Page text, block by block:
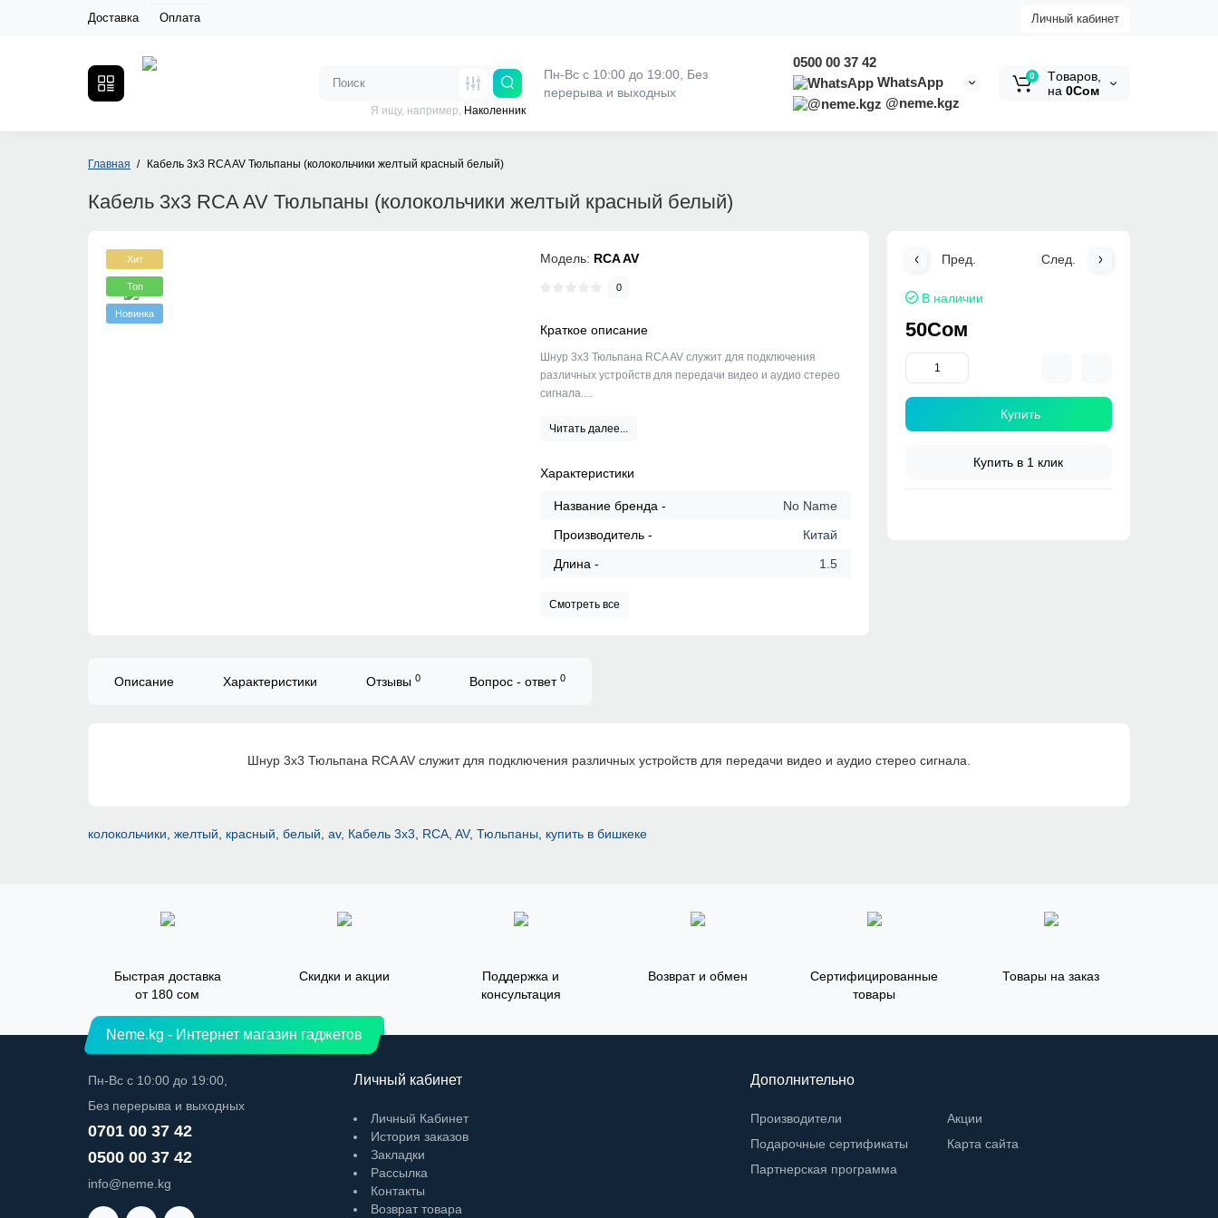
Доставка Оплата Личный кабинет
Пн-Вс с 10:00 до 19:00, Без
перерыва и выходных
0500 00 37 42
WhatsApp
@neme.kgz
Я ищу, например, Наколенник
0
Tоваров,
на 0Сом
Главная Кабель 3х3 RCA AV Тюльпаны (колокольчики желтый красный белый)
Кабель 3х3 RCA AV Тюльпаны (колокольчики желтый красный белый)
Хит
Топ
Новинка
Модель: RCA AV
0
Краткое описание
Шнур 3х3 Тюльпана RCA AV служит для подключения
различных устройств для передачи видео и аудио стерео
сигнала....
Читать далее...
Характеристики
Название бренда -
No Name
Производитель -
Китай
Длина -
1.5
Смотреть все
Пред. След.
В наличии
50Сом
Купить
Купить в 1 клик
Описание Характеристики Отзывы 0 Вопрос - ответ 0
Шнур 3х3 Тюльпана RCA AV служит для подключения различных устройств для передачи видео и аудио стерео сигнала.
колокольчики желтый красный белый av, Кабель 3х3 RCA AV, Тюльпаны купить в бишкеке
Быстрая доставка
от 180 сом
Скидки и акции
Поддержка и
консультация
Возврат и обмен
Сертифицированные
товары
Товары на заказ
Neme.kg - Интернет магазин гаджетов
Пн-Вс с 10:00 до 19:00,
Без перерыва и выходных
0701 00 37 42
0500 00 37 42
info@neme.kg
Личный кабинет
Личный Кабинет
История заказов
Закладки
Рассылка
Контакты
Возврат товара
Дополнительно
Производители
Подарочные сертификаты
Партнерская программа
Акции
Карта сайта